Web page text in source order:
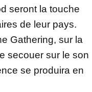
seront la touche
de leur pays.
Gathering, sur la
secouer sur le son
se produira en